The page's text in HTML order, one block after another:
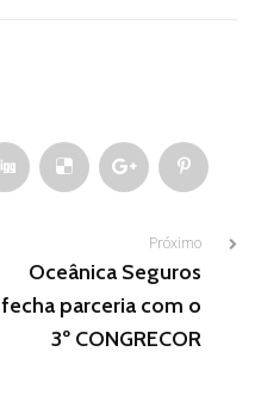
Próximo
Oceânica Seguros
fecha parceria com o
3º CONGRECOR